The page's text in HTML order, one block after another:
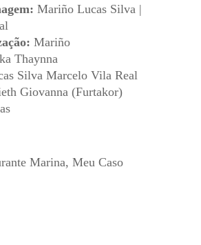
Mariño Lucas Silva |
Mariño
Thaynna
Silva Marcelo Vila Real
Giovanna (Furtakor)
Marina, Meu Caso